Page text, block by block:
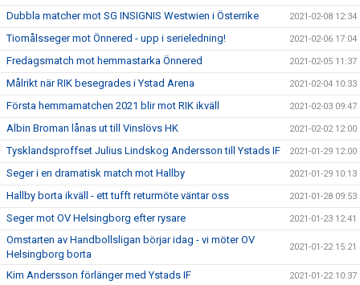
Dubbla matcher mot SG INSIGNIS Westwien i Österrike 2021-02-08 12:34
Tiomålsseger mot Önnered - upp i serieledning! 2021-02-06 17:04
Fredagsmatch mot hemmastarka Önnered 2021-02-05 11:37
Målrikt när RIK besegrades i Ystad Arena 2021-02-04 10:33
Första hemmamatchen 2021 blir mot RIK ikväll 2021-02-03 09:47
Albin Broman lånas ut till Vinslövs HK 2021-02-02 12:00
Tysklandsproffset Julius Lindskog Andersson till Ystads IF 2021-01-29 12:00
Seger i en dramatisk match mot Hallby 2021-01-29 10:13
Hallby borta ikväll - ett tufft returmöte väntar oss 2021-01-28 09:53
Seger mot OV Helsingborg efter rysare 2021-01-23 12:41
Omstarten av Handbollsligan börjar idag - vi möter OV
Helsingborg borta
2021-01-22 15:21
Kim Andersson förlänger med Ystads IF 2021-01-22 10:37